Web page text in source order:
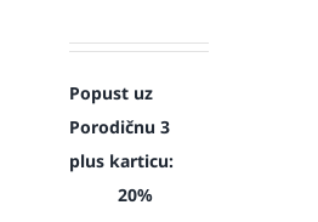
Popust uz
Porodičnu 3
plus karticu:
20%